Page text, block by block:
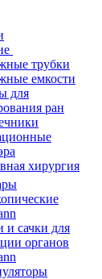
трубки
емкости
для
ран
хирургия
сачки для
органов